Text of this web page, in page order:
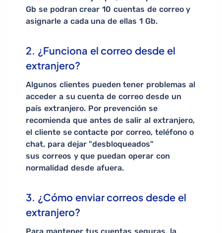
Gb se podran crear 10 cuentas de correo y
asignarle a cada una de ellas 1 Gb.
2. ¿Funciona el correo desde el
extranjero?
Algunos clientes pueden tener problemas al
acceder a su cuenta de correo desde un
país extranjero. Por prevención se
recomienda que antes de salir al extranjero,
el cliente se contacte por correo, teléfono o
chat, para dejar "desbloqueados"
sus correos y que puedan operar con
normalidad desde afuera.
3. ¿Cómo enviar correos desde el
extranjero?